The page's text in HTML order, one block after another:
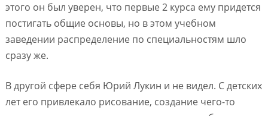
этого он был уверен, что первые 2 курса ему придется
постигать общие основы, но в этом учебном
заведении распределение по специальностям шло
сразу же.
В другой сфере себя Юрий Лукин и не видел. С детских
лет его привлекало рисование, создание чего-то